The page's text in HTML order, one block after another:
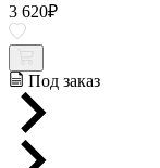
3 620₽
Под заказ